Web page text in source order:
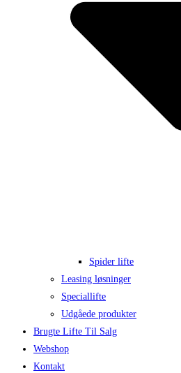
Spider lifte
Leasing løsninger
Speciallifte
Udgåede produkter
Brugte Lifte Til Salg
Webshop
Kontakt